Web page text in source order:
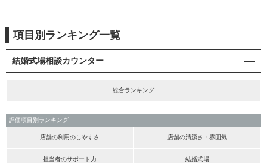
項目別ランキング一覧
結婚式場相談カウンター
総合ランキング
評価項目別ランキング
店舗の利用のしやすさ 店舗の清潔さ・雰囲気
担当者のサポート力 結婚式場